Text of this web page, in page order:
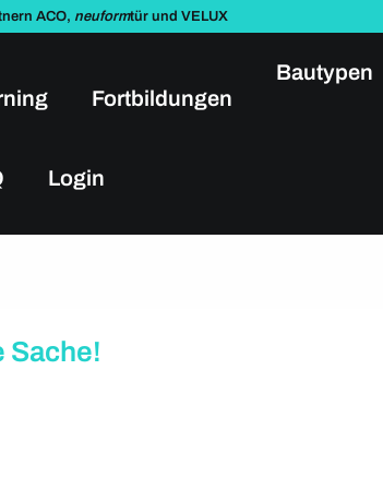
ACO, neuformtür und VELUX
Fortbildungen
Bautypen
Login
Sache!